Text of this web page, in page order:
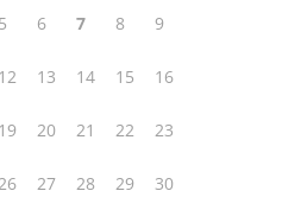
5 6 7 8 9
12 13 14 15 16
19 20 21 22 23
27 28 29 30